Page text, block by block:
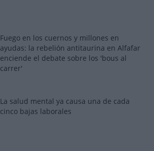
Fuego en los cuernos y millones en
ayudas: la rebelión antitaurina en Alfafar
enciende el debate sobre los 'bous al
carrer'
La salud mental ya causa una de cada
cinco bajas laborales